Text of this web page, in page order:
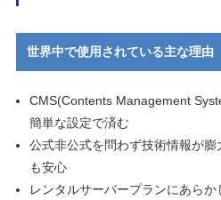
世界中で使用されている主な理由
CMS(Contents Management
簡単な設定で済む
公式非公式を問わず技術情報が
も安心
レンタルサーバープランにあら